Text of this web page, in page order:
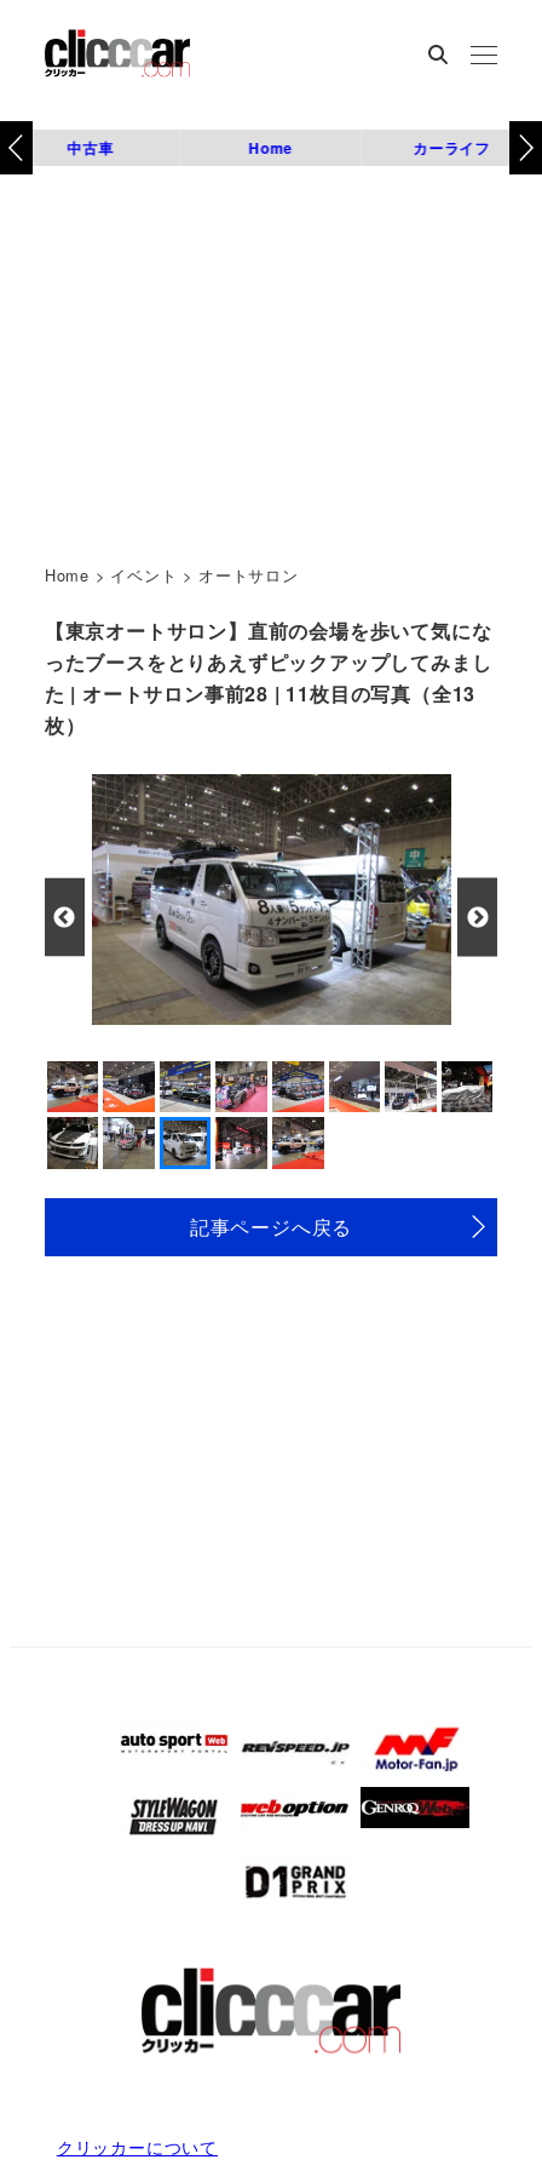
中古車 Home カーライフ
Home > イベント > オートサロン
【東京オートサロン】直前の会場を歩いて気にな
ったブースをとりあえずピックアップしてみまし
た | オートサロン事前28 | 11枚目の写真（全13
枚）
記事ページへ戻る
クリッカーについて